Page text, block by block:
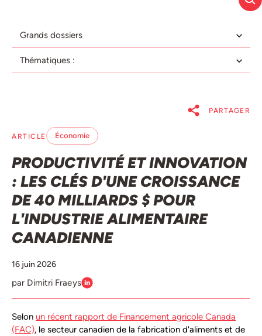
Grands dossiers
Thématiques :
PARTAGER
ARTICLE Économie
PRODUCTIVITÉ ET INNOVATION
: LES CLÉS D'UNE CROISSANCE
DE 40 MILLIARDS $ POUR
L'INDUSTRIE ALIMENTAIRE
CANADIENNE
16 juin 2026
par Dimitri Fraeys
Selon un récent rapport de Financement agricole Canada
(FAC), le secteur canadien de la fabrication d'aliments et de